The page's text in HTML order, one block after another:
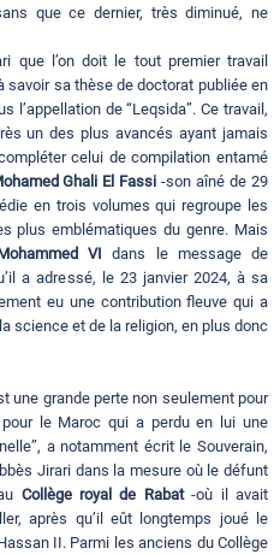
que ce dernier, très diminué, ne
que l’on doit le tout premier travail
savoir sa thèse de doctorat publiée en
l’appellation de “Leqsida”. Ce travail,
un des plus avancés ayant jamais
celui de compilation entamé
Ghali El Fassi -son aîné de 29
en trois volumes qui regroupe les
plus emblématiques du genre. Mais
VI dans le message de
a adressé, le 23 janvier 2024, à sa
eu une contribution fleuve qui a
science et de la religion, en plus donc
une grande perte non seulement pour
le Maroc qui a perdu en lui une
a notamment écrit le Souverain,
Jirari dans la mesure où le défunt
Collège royal de Rabat-où il avait
après qu’il eût longtemps joué le
II. Parmi les anciens du Collège